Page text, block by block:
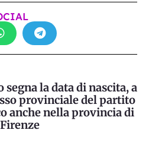
segna la data di nascita, a
provinciale del partito
anche nella provincia di
Firenze